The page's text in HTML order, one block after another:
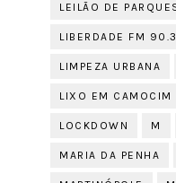
LEILÃO DE
LIBERDADE FM
LIMPEZA URBANA
LIXO EM CAMOCIM
LOCKDOWN M
MARIA DA PENHA